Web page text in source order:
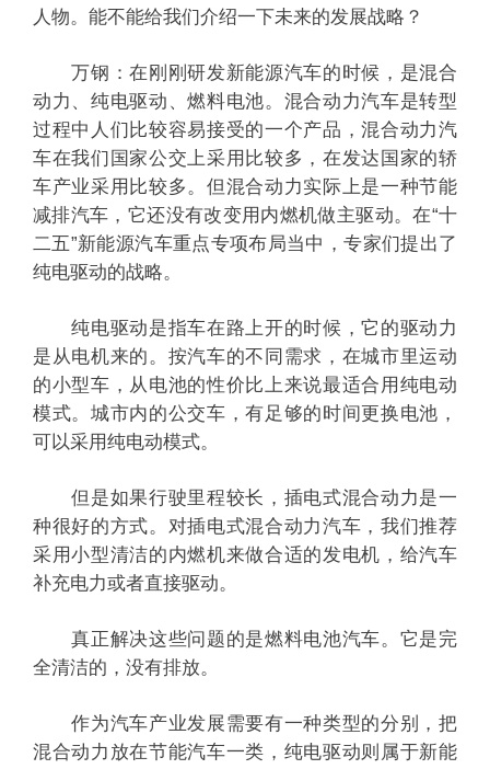
人物。能不能给我们介绍一下未来的发展战略？
万钢：在刚刚研发新能源汽车的时候，是混合
动力、纯电驱动、燃料电池。混合动力汽车是转型
过程中人们比较容易接受的一个产品，混合动力汽
车在我们国家公交上采用比较多，在发达国家的轿
车产业采用比较多。但混合动力实际上是一种节能
减排汽车，它还没有改变用内燃机做主驱动。在“十
二五”新能源汽车重点专项布局当中，专家们提出了
纯电驱动的战略。
纯电驱动是指车在路上开的时候，它的驱动力
是从电机来的。按汽车的不同需求，在城市里运动
的小型车，从电池的性价比上来说最适合用纯电动
模式。城市内的公交车，有足够的时间更换电池，
可以采用纯电动模式。
但是如果行驶里程较长，插电式混合动力是一
种很好的方式。对插电式混合动力汽车，我们推荐
采用小型清洁的内燃机来做合适的发电机，给汽车
补充电力或者直接驱动。
真正解决这些问题的是燃料电池汽车。它是完
全清洁的，没有排放。
作为汽车产业发展需要有一种类型的分别，把
混合动力放在节能汽车一类，纯电驱动则属于新能